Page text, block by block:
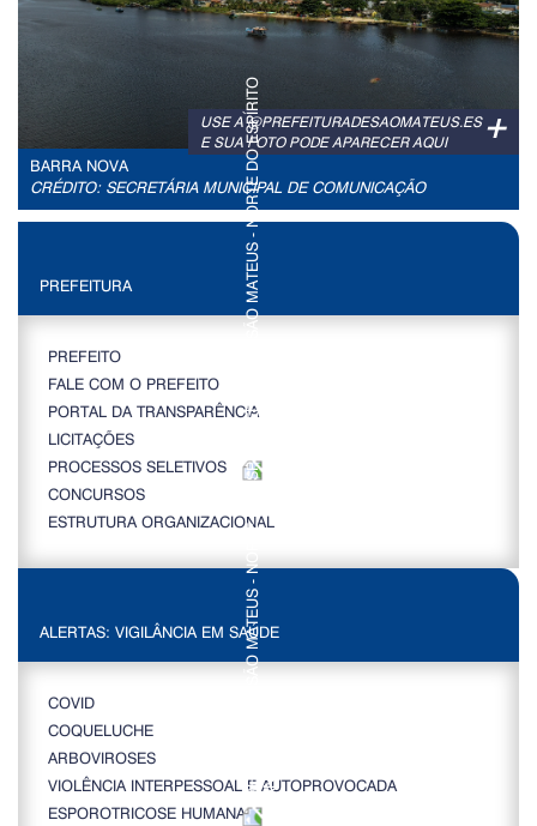
+
USE A @PREFEITURADESAOMATEUS.ES
E SUA FOTO PODE APARECER AQUI
BARRA NOVA
CRÉDITO: SECRETÁRIA MUNICIPAL DE COMUNICAÇÃO
PREFEITURA
PREFEITO
FALE COM O PREFEITO
PORTAL DA TRANSPARÊNCIA
LICITAÇÕES
PROCESSOS SELETIVOS
CONCURSOS
ESTRUTURA ORGANIZACIONAL
ALERTAS: VIGILÂNCIA EM SAÚDE
COVID
COQUELUCHE
ARBOVIROSES
VIOLÊNCIA INTERPESSOAL E AUTOPROVOCADA
ESPOROTRICOSE HUMANA